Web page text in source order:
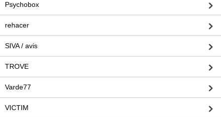
Psychobox
rehacer
SIVA / avis
TROVE
Varde77
VICTIM